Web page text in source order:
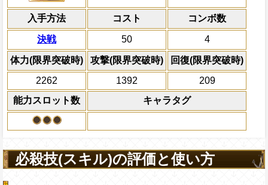
入手方法 コスト コンボ数
決戦 50 4
体力(限界突破時) 攻撃(限界突破時)
回復(限界突破時)
2262
1392
209
能力スロット数
キャラタグ
り、必殺発動時の体力が半分以下の時、
ターン遅延させ、2ターンの間遅延中の
ジが1.75倍になる
上限突破
必殺技
全てのスロットを自
換し、一味の必殺タ
利効果を1ターン延長
アクション
2ターンの間敵全体の
を30%下げ、自由タ
げる
力属性から受けるダメージを5%減
PEFECTならば70%の確率でダメー
超入れ替え効果
必殺技(スキル)の評価と使い方